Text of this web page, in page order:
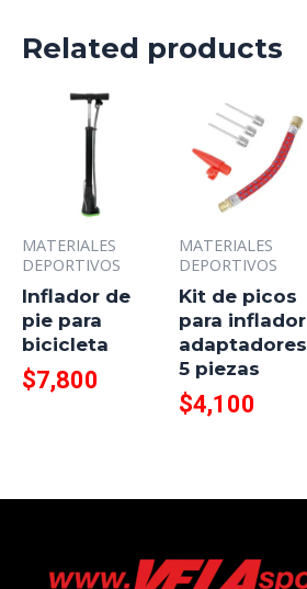
Related products
MATERIALES
DEPORTIVOS
Inflador de
pie para
bicicleta
$7,800
MATERIALES
DEPORTIVOS
Kit de picos
para inflador
adaptadores
5 piezas
$4,100